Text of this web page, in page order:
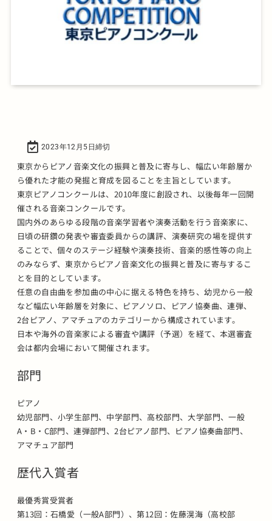
2023年12月5日締切
東京からピアノ音楽文化の振興と普及に寄与し、幅広い年齢層か
ら優れた才能の発掘と育成を図ることを主旨としています。
東京ピアノコンクールは、2010年度に創設され、以後毎年一回開
催される音楽コンクールです。
国内外のあらゆる段階の音楽学習者や演奏活動を行う音楽家に、
日頃の研鑽の発表や審査委員からの講評、演奏研究の場を提供す
ることで、個々のステージ経験や演奏技術、音楽的感性等の向上
のみならず、東京からピアノ音楽文化の振興と普及に寄与するこ
とを目的としています。
任意の自由曲を参加曲の中心に据える特色を持ち、幼児から一般
など幅広い年齢層を対象に、ピアノソロ、ピアノ協奏曲、連弾、
2台ピアノ、アマチュアのカテゴリーから構成されています。
日本や海外の音楽家による審査や講評（予選）を経て、本選審査
会は都内会場において開催されます。
部門
ピアノ
幼児部門、小学生部門、中学部門、高校部門、大学部門、一般
A・B・C部門、連弾部門、2台ピアノ部門、ピアノ協奏曲部門、
アマチュア部門
歴代入賞者
最優秀賞受賞者
第13回：石橋愛（一般A部門）、第12回：佐藤滉海（高校部